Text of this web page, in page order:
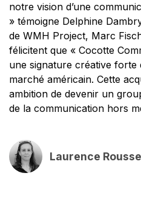
notre vision d’une
» témoigne Delphine
de WMH Project, Marc
félicitent que « Cocotte
une signature créative
marché américain. Cette
ambition de devenir un
de la communication hors
Laurence